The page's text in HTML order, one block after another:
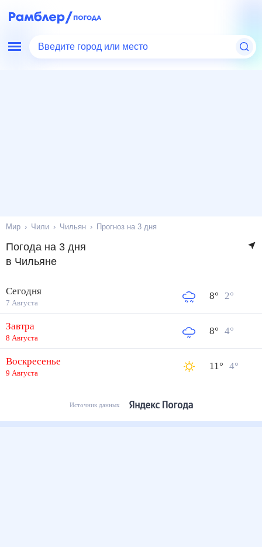
Введите город или место
Мир Чили Чильян Прогноз на 3 дня
Погода на 3 дня
в Чильяне
Сегодня
7 Августа
8° 2°
Завтра
8 Августа
8° 4°
Воскресенье
9 Августа
11° 4°
Источник данных